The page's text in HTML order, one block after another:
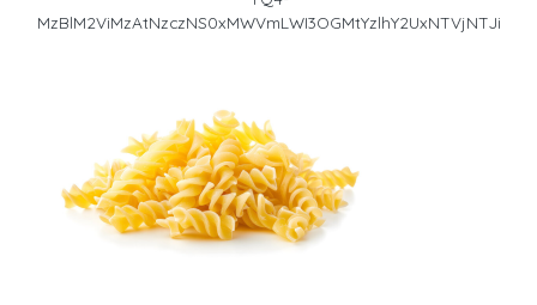
MzBlM2ViMzAtNzczNS0xMWVmLWI3OGMtYzlhY2UxNTVjNTJi